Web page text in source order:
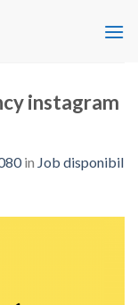
instagram
in Job disponibil